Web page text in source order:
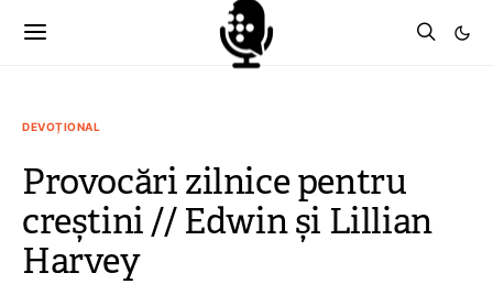
DEVOȚIONAL
Provocări zilnice pentru
creștini // Edwin și Lillian
Harvey